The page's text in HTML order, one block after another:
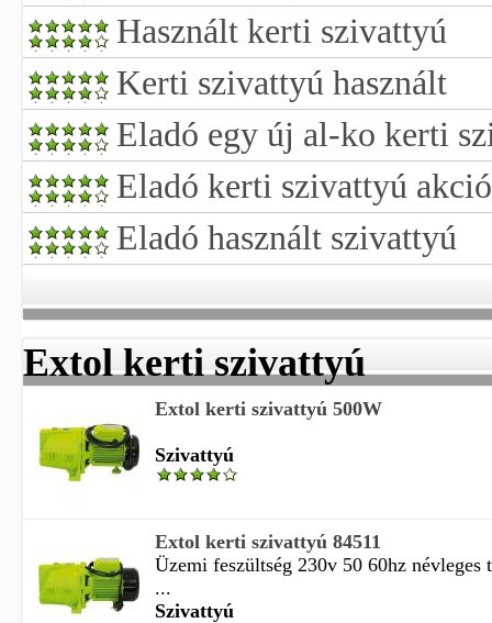
Használt kerti szivattyú
Kerti szivattyú használt
Eladó egy új al-ko kerti
Eladó kerti szivattyú akció
Eladó használt szivattyú
Extol kerti szivattyú
Extol kerti szivattyú 500W
Szivattyú
Extol kerti szivattyú 84511
Üzemi feszültség 230v 50 60hz névleges
...
Szivattyú